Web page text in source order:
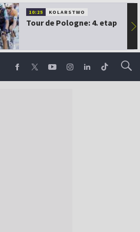
10:25 KOLARSTWO
Tour de Pologne: 4. etap ▶